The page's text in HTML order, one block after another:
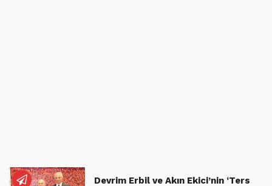
Devrim Erbil ve Akın Ekici’nin ‘Ters